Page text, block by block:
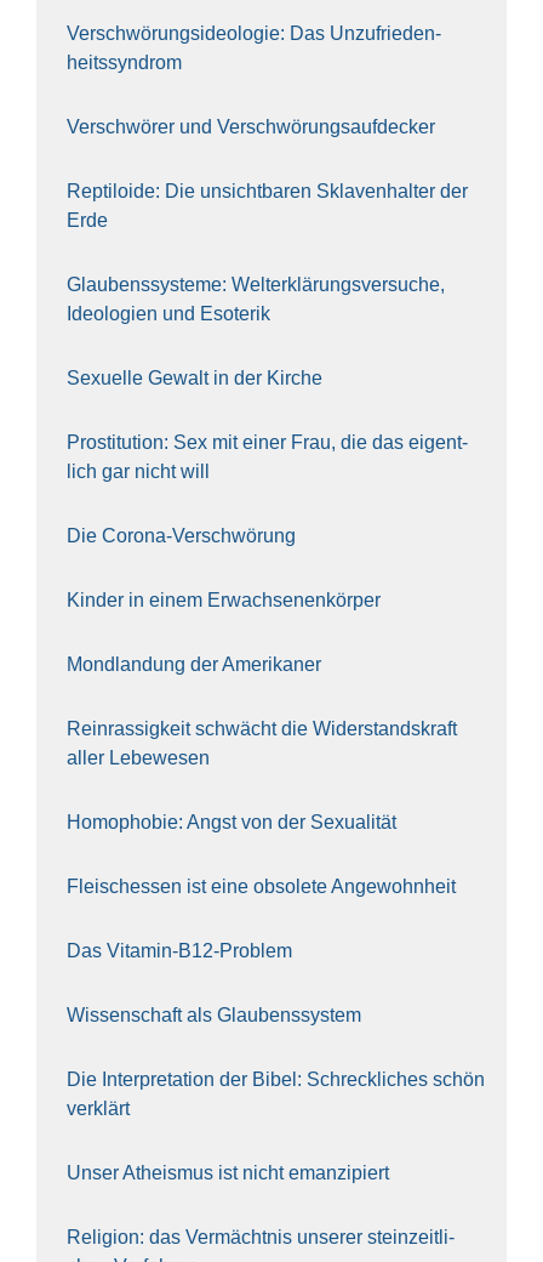
Ver­schwö­rungs­ideo­lo­gie: Das Unzufrieden­
heitssyndrom
Ver­schwö­rer und Verschwörungs­aufdecker
Rep­ti­lo­ide: Die unsicht­ba­ren Skla­ven­hal­ter der
Erde
Glau­bens­sys­te­me: Welt­erklä­rungs­ver­su­che,
Ideo­lo­gien und Eso­te­rik
Sexu­el­le Gewalt in der Kir­che
Pro­sti­tu­ti­on: Sex mit einer Frau, die das eigent­
lich gar nicht will
Die Coro­na-Ver­schwö­rung
Kin­der in einem Erwach­se­nen­kör­per
Mond­lan­dung der Ame­ri­ka­ner
Rein­ras­sig­keit schwächt die Wider­stands­kraft
aller Lebe­we­sen
Homo­pho­bie: Angst von der Sexua­li­tät
Fleisch­essen ist eine obso­le­te An‍ge‍wohn‍heit
Das Vit­amin-B12-Pro­blem
Wis­sen­schaft als Glau­bens­sys­tem
Die Inter­pre­ta­ti­on der Bibel: Schreck­li­ches schön
ver­klärt
Unser Athe­is­mus ist nicht eman­zi­piert
Reli­gi­on: das Ver­mächt­nis unse­rer stein­zeit­li­